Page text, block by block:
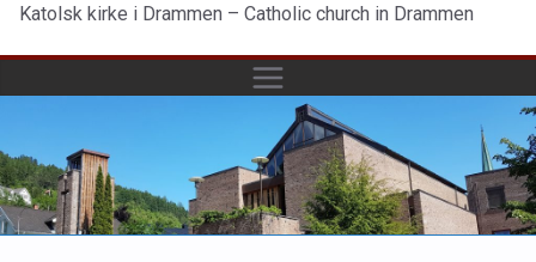
Katolsk kirke i Drammen – Catholic church in Drammen